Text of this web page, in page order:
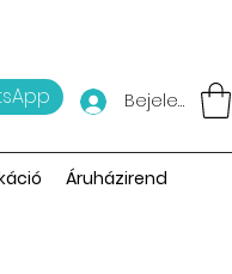
Bejelentkezés
Áruházirend